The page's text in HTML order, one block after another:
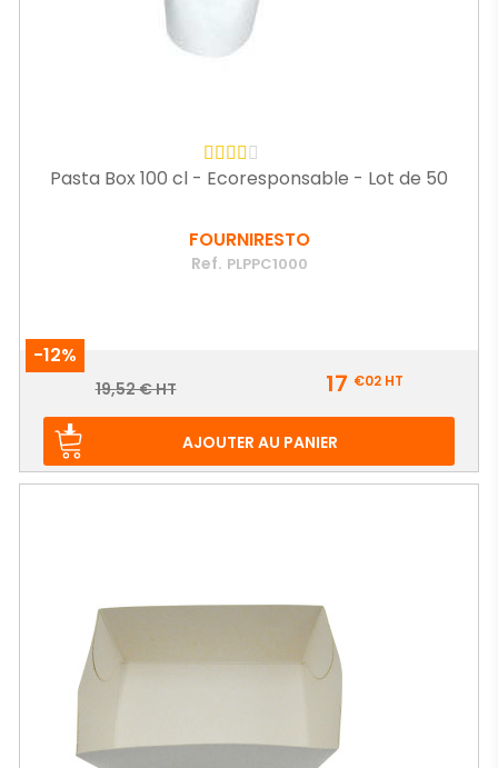
Pasta Box 100 cl - Ecoresponsable - Lot de 50
FOURNIRESTO
Ref. PLPPC1000
-12%
Prix
Prix
19,52 € HT 17 €02 HT
AJOUTER AU PANIER